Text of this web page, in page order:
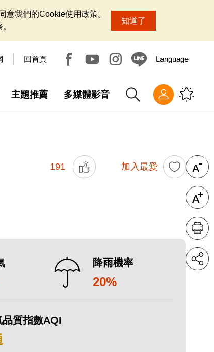
我們的Cookie使用政策。
知道了
回首頁 Language
主題推薦 多媒體影音
191 加入最愛
降雨機率
20%
質指數AQI